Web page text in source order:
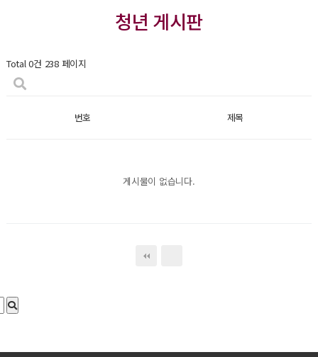
청년 게시판
Total 0건 238 페이지
번호 제목
게시물이 없습니다.